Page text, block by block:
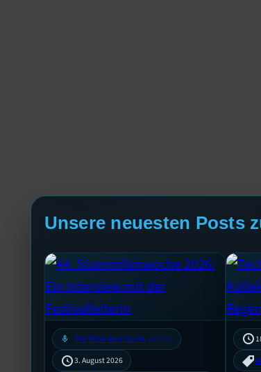
Unsere neuesten Posts
mic The Show Must Go On [S1/E6]
3. August 2026